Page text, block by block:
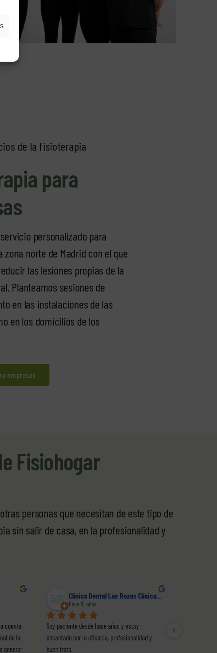
de la fisioterapia
para
personalizado para
zona norte de Madrid con el que
las lesiones propias de la
Planteamos sesiones de
en las instalaciones de las
en los domicilios de los
empresas
Fisiohogar
personas que necesitan de este tipo de
sin salir de casa, en la profesionalidad y
Veturia T
hace 5 años
Nuestro hijo de 2 años y medio es paciente de
Ana, la fisioterapeuta respiratorio. Ana, es muy
buena profesional y una persona muy amable,